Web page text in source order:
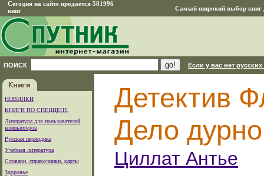
Сегодня на сайте продается 581996
книг
Самый широкий выбор книг
ПОИСК Если у вас нет
НОВИНКИ
КНИГИ ПО СПЕЦЦЕНЕ
Литература для пользователей
компьютеров
Русская периодика
Учебная литература
Словари, справочники, карты
Здоровье
Детектив
Дело
Циллат Антье